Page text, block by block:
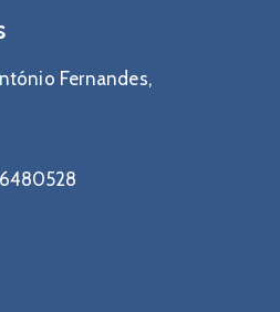
Fernandes,